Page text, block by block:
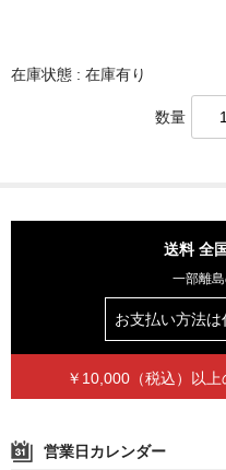
在庫状態 : 在庫有り
数量
送料 全
一部離
お支払い方法は
￥10,000（税込）以上
営業日カレンダー